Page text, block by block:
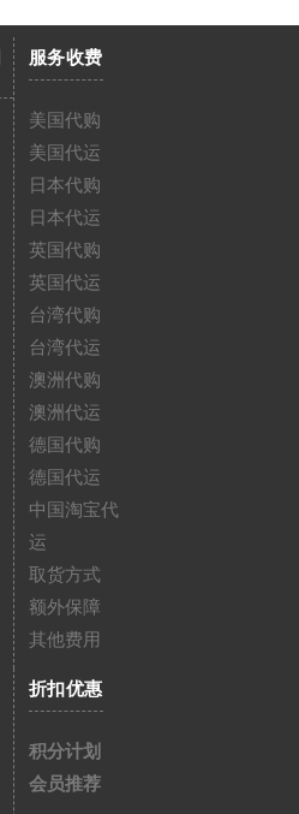
服务收费
美国代购
美国代运
日本代购
日本代运
英国代购
英国代运
台湾代购
台湾代运
澳洲代购
澳洲代运
德国代购
德国代运
中国淘宝代
运
取货方式
额外保障
其他费用
折扣优惠
积分计划
会员推荐